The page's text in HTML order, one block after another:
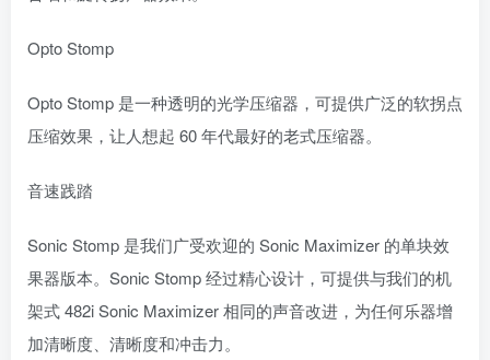
Opto Stomp
Opto Stomp 是一种透明的光学压缩器，可提供广泛的软拐点
压缩效果，让人想起 60 年代最好的老式压缩器。
音速践踏
Sonic Stomp 是我们广受欢迎的 Sonic Maximizer 的单块效
果器版本。Sonic Stomp 经过精心设计，可提供与我们的机
架式​​ 482i Sonic Maximizer 相同的声音改进，为任何乐器增
加清晰度、清晰度和冲击力。